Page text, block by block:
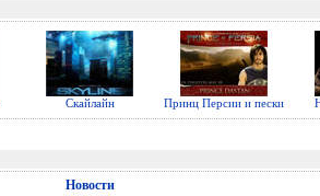
Скайлайн Принц Персии и пески
Новости